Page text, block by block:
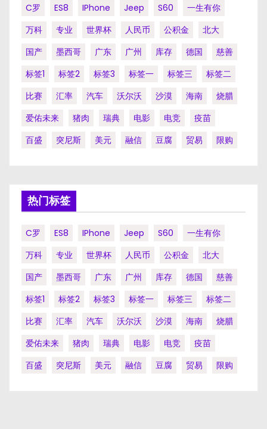
C罗 ES8 IPhone Jeep S60
一生有你
万科
专业 世界杯 人民币 公积金
北大
国产
墨西哥 广东 广州 库存 德国
慈善
标签1
标签2 标签3 标签一 标签三
标签二
比赛
汇率 汽车 沃尔沃 沙漠 海南
烧腊
爱佑未来
猪肉 瑞典 电影 电竞
疫苗
百盛
突尼斯 美元 融信 豆腐 贸易 限购
热门标签
C罗 ES8 IPhone Jeep S60
一生有你
万科
专业 世界杯 人民币 公积金
北大
国产
墨西哥 广东 广州 库存 德国
慈善
标签1
标签2 标签3 标签一 标签三
标签二
比赛
汇率 汽车 沃尔沃 沙漠 海南
烧腊
爱佑未来
猪肉 瑞典 电影 电竞
疫苗
百盛
突尼斯 美元 融信 豆腐 贸易 限购